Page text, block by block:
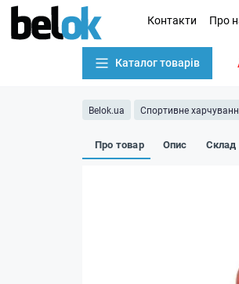
Контакти Про
Каталог товарів
Belok.ua Спортивне
Про товар Опис Склад